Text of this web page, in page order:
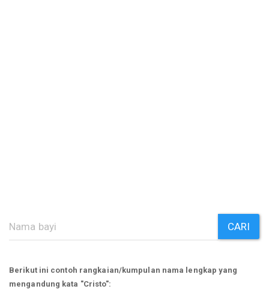
CARI
Berikut ini contoh rangkaian/kumpulan nama lengkap yang
mengandung kata "Cristo":